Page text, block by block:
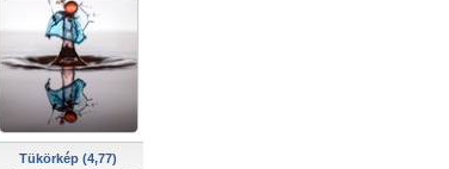
Tükörkép (4,77)